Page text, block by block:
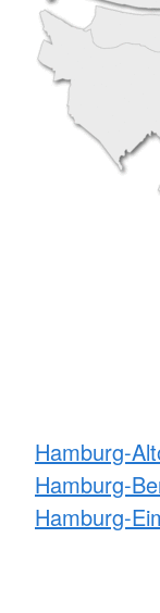
Hamburg-
Hamburg-
Hamburg-